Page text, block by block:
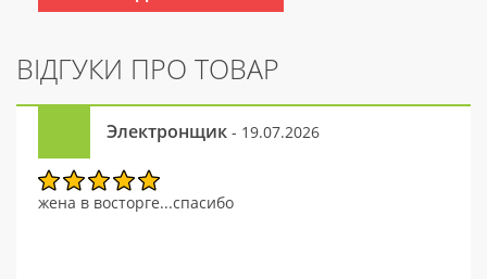
ВІДГУКИ ПРО ТОВАР
Электронщик - 19.07.2026
жена в восторге...спасибо